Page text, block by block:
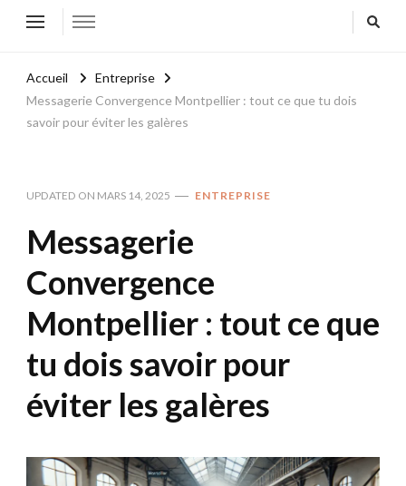
Accueil
Entreprise
Messagerie Convergence Montpellier : tout ce que tu dois
savoir pour éviter les galères
UPDATED ON MARS 14, 2025 ENTREPRISE
Messagerie
Convergence
Montpellier : tout ce que
tu dois savoir pour
éviter les galères